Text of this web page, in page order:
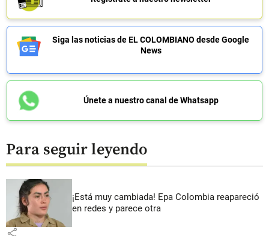
Siga las noticias de EL COLOMBIANO desde Google
News
Únete a nuestro canal de Whatsapp
Para seguir leyendo
¡Está muy cambiada! Epa Colombia reapareció
en redes y parece otra
share